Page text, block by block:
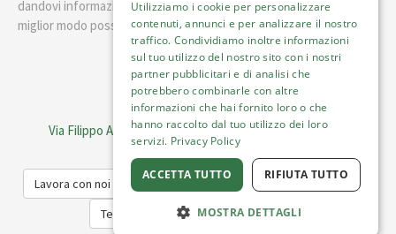
dandovi informazioni utili e consigli su come visitare Napoli nel
miglior modo possibile.
Italiano
Visit Italy Srl
Via Filippo Argelati, 10, 20143 Milano | P.IVA 08368951219
Capitale Sociale 50.000€
Lavora con noi
Informativa sulla privacy
Termini del Servizio
Trasparenza
Utilizziamo i cookie per personalizzare
contenuti, annunci e per analizzare il nostro
traffico. Condividiamo inoltre informazioni
sul tuo utilizzo del nostro sito con i nostri
partner pubblicitari e di analisi che
potrebbero combinarle con altre
informazioni che hai fornito loro o che
hanno raccolto dal tuo utilizzo dei loro
servizi. Privacy Policy
ACCETTA TUTTO RIFIUTA TUTTO
MOSTRA DETTAGLI